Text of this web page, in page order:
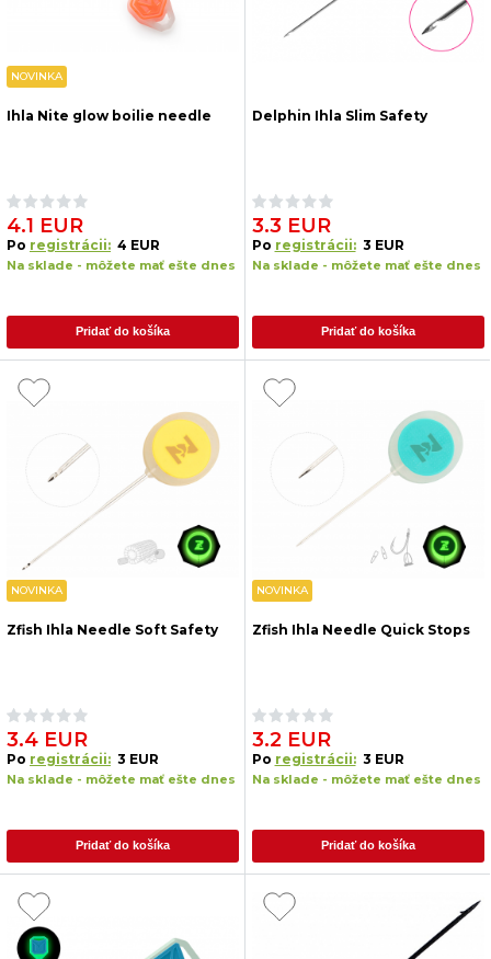
NOVINKA
Ihla Nite glow boilie needle
4.1 EUR
Po registrácii: 4 EUR
Na sklade - môžete mať ešte dnes
Pridať do košíka
Delphin Ihla Slim Safety
3.3 EUR
Po registrácii: 3 EUR
Na sklade - môžete mať ešte dnes
Pridať do košíka
NOVINKA
Zfish Ihla Needle Soft Safety
3.4 EUR
Po registrácii: 3 EUR
Na sklade - môžete mať ešte dnes
Pridať do košíka
NOVINKA
Zfish Ihla Needle Quick Stops
3.2 EUR
Po registrácii: 3 EUR
Na sklade - môžete mať ešte dnes
Pridať do košíka